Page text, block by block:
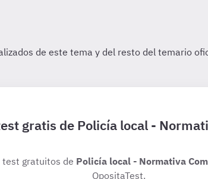
gratis de Policía local -
gratuitos de Policía local - Normativa
OpositaTest.